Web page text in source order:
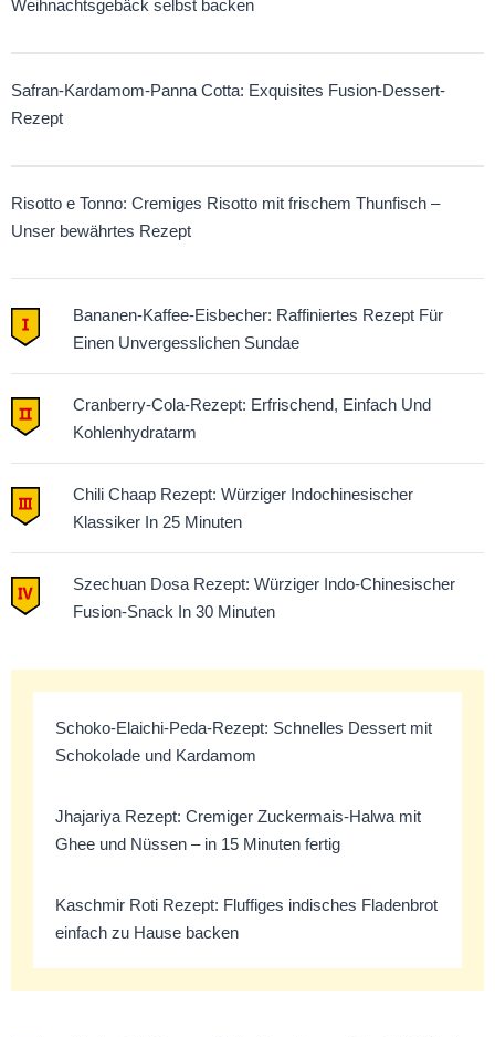
Weihnachtsgebäck selbst backen
Safran-Kardamom-Panna Cotta: Exquisites Fusion-Dessert-
Rezept
Risotto e Tonno: Cremiges Risotto mit frischem Thunfisch –
Unser bewährtes Rezept
Bananen-Kaffee-Eisbecher: Raffiniertes Rezept Für
Einen Unvergesslichen Sundae
Cranberry-Cola-Rezept: Erfrischend, Einfach Und
Kohlenhydratarm
Chili Chaap Rezept: Würziger Indochinesischer
Klassiker In 25 Minuten
Szechuan Dosa Rezept: Würziger Indo-Chinesischer
Fusion-Snack In 30 Minuten
Schoko-Elaichi-Peda-Rezept: Schnelles Dessert mit
Schokolade und Kardamom
Jhajariya Rezept: Cremiger Zuckermais-Halwa mit
Ghee und Nüssen – in 15 Minuten fertig
Kaschmir Roti Rezept: Fluffiges indisches Fladenbrot
einfach zu Hause backen